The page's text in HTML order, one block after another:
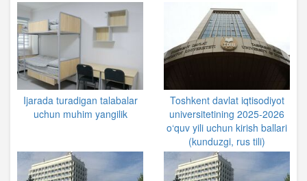
Ijarada turadigan talabalar
uchun muhim yangilik
Toshkent davlat iqtisodiyot
universitetining 2025-2026
o‘quv yili uchun kirish ballari
(kunduzgi, rus tili)